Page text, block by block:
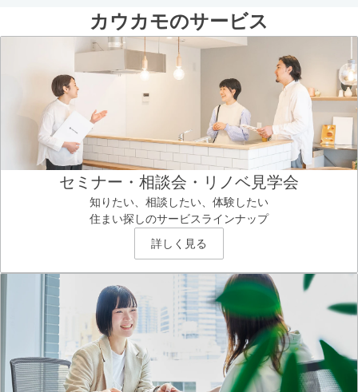
カウカモのサービス
セミナー・相談会・リノベ見学会
知りたい、相談したい、体験したい
住まい探しのサービスラインナップ
詳しく見る